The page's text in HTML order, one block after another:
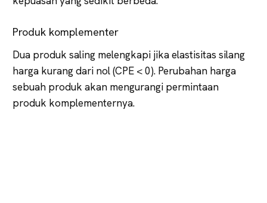
Produk komplementer
Dua produk saling melengkapi jika elastisitas silang
harga kurang dari nol (CPE < 0). Perubahan harga
sebuah produk akan mengurangi permintaan
produk komplementernya.